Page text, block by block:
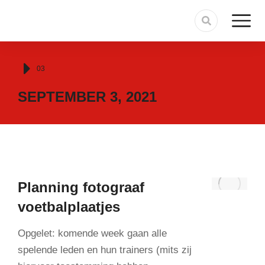
Je bent hier:
03
SEPTEMBER 3, 2021
Planning fotograaf
voetbalplaatjes
Opgelet: komende week gaan alle
spelende leden en hun trainers (mits zij